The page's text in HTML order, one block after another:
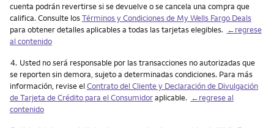
cuenta podrán revertirse si se devuelve o se cancela una compra que
califica. Consulte losTérminos y Condiciones de My Wells Fargo Deals
para obtener detalles aplicables a todas las tarjetas elegibles. ←regrese
al contenido
Nota
4. Usted no será responsable por las transacciones no autorizadas que
se reporten sin demora, sujeto a determinadas condiciones. Para más
información, revise elContrato del Cliente y Declaración de Divulgación
de Tarjeta de Crédito para el Consumidoraplicable. ←regrese al
contenido